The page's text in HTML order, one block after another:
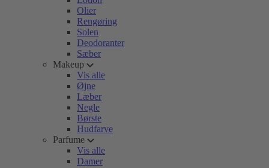
Olier
Rengøring
Solen
Deodoranter
Sæber
Makeup
Vis alle
Øjne
Læber
Negle
Børste
Hudfarve
Parfume
Vis alle
Damer